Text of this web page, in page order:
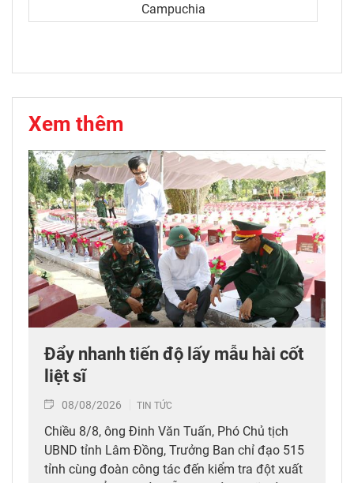
Campuchia
Xem thêm
Đẩy nhanh tiến độ lấy mẫu hài cốt
liệt sĩ
08/08/2026 TIN TỨC
Chiều 8/8, ông Đinh Văn Tuấn, Phó Chủ tịch
UBND tỉnh Lâm Đồng, Trưởng Ban chỉ đạo 515
tỉnh cùng đoàn công tác đến kiểm tra đột xuất